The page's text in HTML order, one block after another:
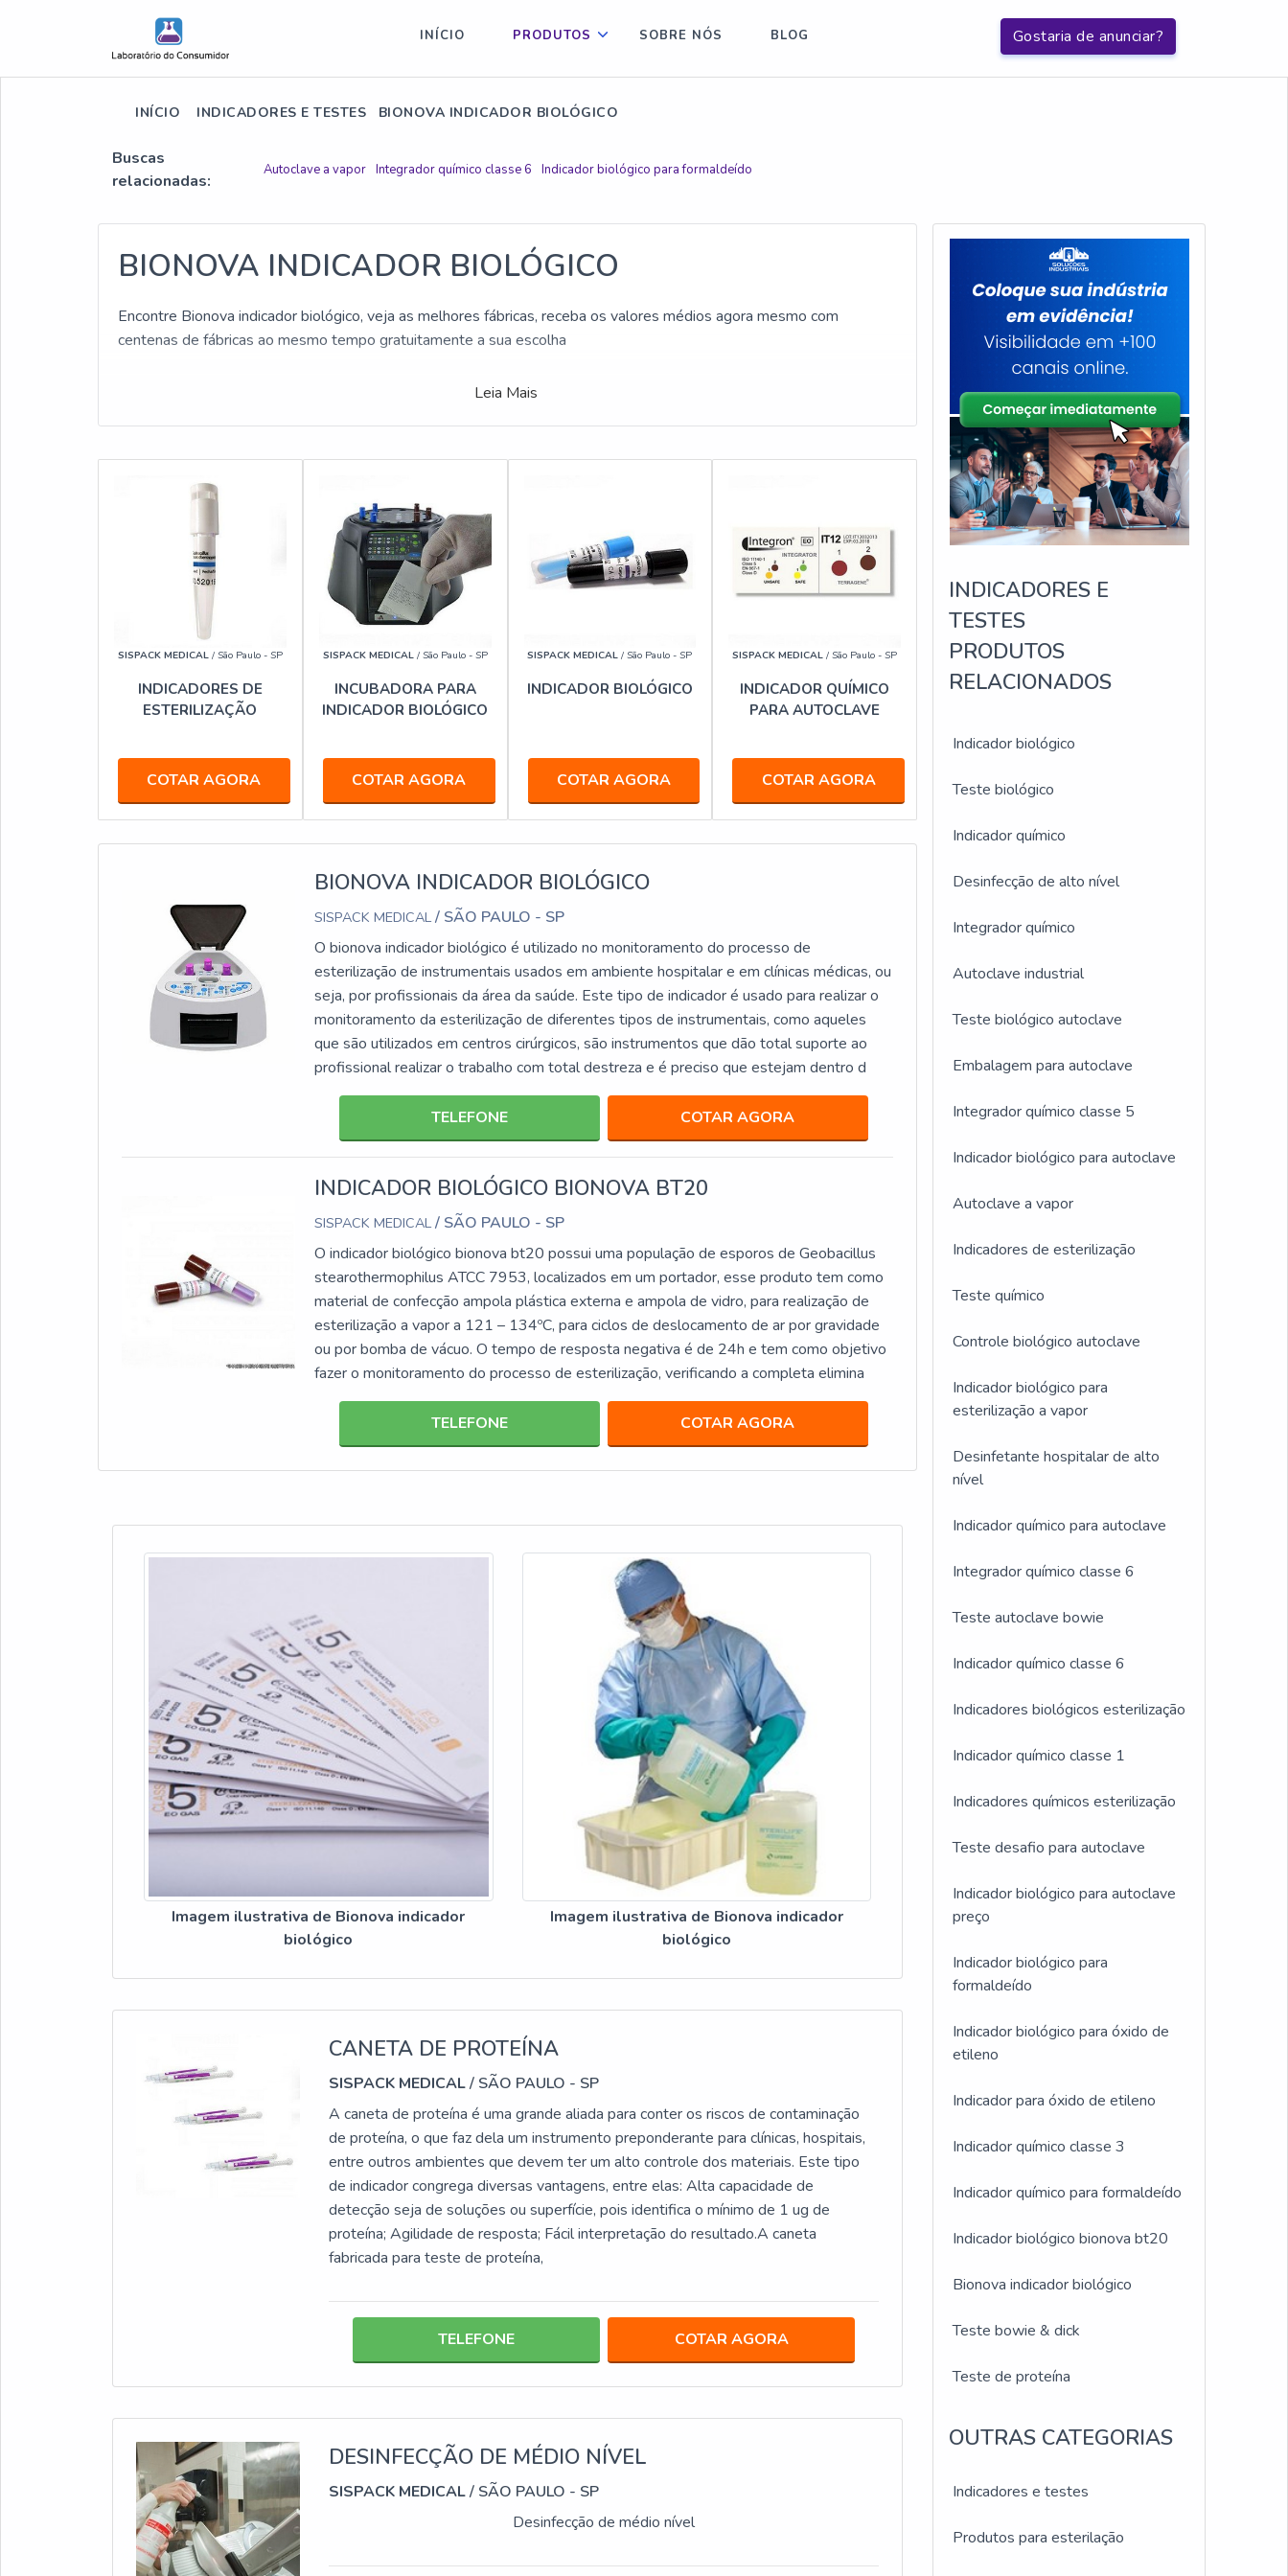
Gostaria de anunciar?
INÍCIO PRODUTOS SOBRE NÓS BLOG
INÍCIO INDICADORES E TESTES BIONOVA INDICADOR BIOLÓGICO
Buscas
relacionadas:
Autoclave a vapor Integrador químico classe 6 Indicador biológico para formaldeído
BIONOVA INDICADOR BIOLÓGICO
Encontre Bionova indicador biológico, veja as melhores fábricas, receba os valores médios agora mesmo com
centenas de fábricas ao mesmo tempo gratuitamente a sua escolha
Leia Mais
SISPACK MEDICAL/ São Paulo - SP
INDICADORES DE
ESTERILIZAÇÃO
COTAR AGORA
SISPACK MEDICAL/ São Paulo - SP
INCUBADORA PARA
INDICADOR BIOLÓGICO
COTAR AGORA
SISPACK MEDICAL / São Paulo - SP
INDICADOR BIOLÓGICO
COTAR AGORA
SISPACK MEDICAL / São Paulo - SP
INDICADOR QUÍMICO
PARA AUTOCLAVE
COTAR AGORA
BIONOVA INDICADOR BIOLÓGICO
SISPACK MEDICAL/ SÃO PAULO - SP
O bionova indicador biológico é utilizado no monitoramento do processo de
esterilização de instrumentais usados em ambiente hospitalar e em clínicas médicas, ou
seja, por profissionais da área da saúde. Este tipo de indicador é usado para realizar o
monitoramento da esterilização de diferentes tipos de instrumentais, como aqueles
que são utilizados em centros cirúrgicos, são instrumentos que dão total suporte ao
profissional realizar o trabalho com total destreza e é preciso que estejam dentro d
TELEFONE COTAR AGORA
INDICADOR BIOLÓGICO BIONOVA BT20
SISPACK MEDICAL/ SÃO PAULO - SP
O indicador biológico bionova bt20 possui uma população de esporos de Geobacillus
stearothermophilus ATCC 7953, localizados em um portador, esse produto tem como
material de confecção ampola plástica externa e ampola de vidro, para realização de
esterilização a vapor a 121 – 134ºC, para ciclos de deslocamento de ar por gravidade
ou por bomba de vácuo. O tempo de resposta negativa é de 24h e tem como objetivo
fazer o monitoramento do processo de esterilização, verificando a completa elimina
TELEFONE COTAR AGORA
Imagem ilustrativa de Bionova indicador
biológico
Imagem ilustrativa de Bionova indicador
biológico
CANETA DE PROTEÍNA
SISPACK MEDICAL/ SÃO PAULO - SP
A caneta de proteína é uma grande aliada para conter os riscos de contaminação
de proteína, o que faz dela um instrumento preponderante para clínicas, hospitais,
entre outros ambientes que devem ter um alto controle dos materiais. Este tipo
de indicador congrega diversas vantagens, entre elas: Alta capacidade de
detecção seja de soluções ou superfície, pois identifica o mínimo de 1 ug de
proteína; Agilidade de resposta; Fácil interpretação do resultado.A caneta
fabricada para teste de proteína,
TELEFONE COTAR AGORA
DESINFECÇÃO DE MÉDIO NÍVEL
SISPACK MEDICAL/ SÃO PAULO - SP
Desinfecção de médio nível
INDICADORES E
TESTES
PRODUTOS
RELACIONADOS
Indicador biológico
Teste biológico
Indicador químico
Desinfecção de alto nível
Integrador químico
Autoclave industrial
Teste biológico autoclave
Embalagem para autoclave
Integrador químico classe 5
Indicador biológico para autoclave
Autoclave a vapor
Indicadores de esterilização
Teste químico
Controle biológico autoclave
Indicador biológico para
esterilização a vapor
Desinfetante hospitalar de alto
nível
Indicador químico para autoclave
Integrador químico classe 6
Teste autoclave bowie
Indicador químico classe 6
Indicadores biológicos esterilização
Indicador químico classe 1
Indicadores químicos esterilização
Teste desafio para autoclave
Indicador biológico para autoclave
preço
Indicador biológico para
formaldeído
Indicador biológico para óxido de
etileno
Indicador para óxido de etileno
Indicador químico classe 3
Indicador químico para formaldeído
Indicador biológico bionova bt20
Bionova indicador biológico
Teste bowie & dick
Teste de proteína
OUTRAS CATEGORIAS
Indicadores e testes
Produtos para esterilação